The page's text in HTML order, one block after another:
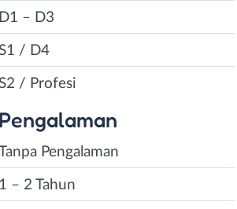
D1 – D3
/ D4
/ Profesi
Pengalaman
Pengalaman
1 – 2 Tahun